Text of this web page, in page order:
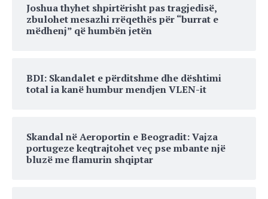
Joshua thyhet shpirtërisht pas tragjedisë,
zbulohet mesazhi rrëqethës për “burrat e
mëdhenj” që humbën jetën
BDI: Skandalet e përditshme dhe dështimi
total ia kanë humbur mendjen VLEN-it
Skandal në Aeroportin e Beogradit: Vajza
portugeze keqtrajtohet veç pse mbante një
bluzë me flamurin shqiptar